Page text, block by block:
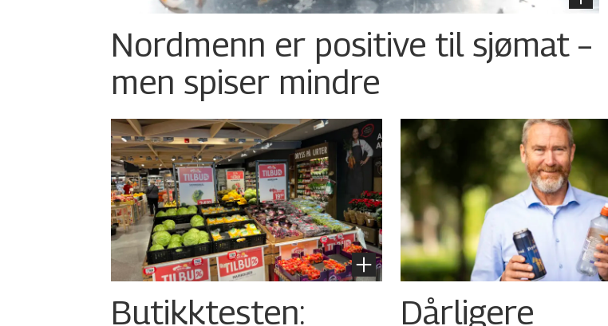
Nordmenn er positive til sjømat –
men spiser mindre
Butikktesten:
Dårligere